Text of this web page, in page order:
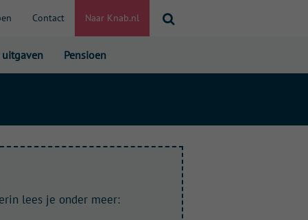
Contact Naar Knab.nl
S
Pensioen
lees je onder meer: